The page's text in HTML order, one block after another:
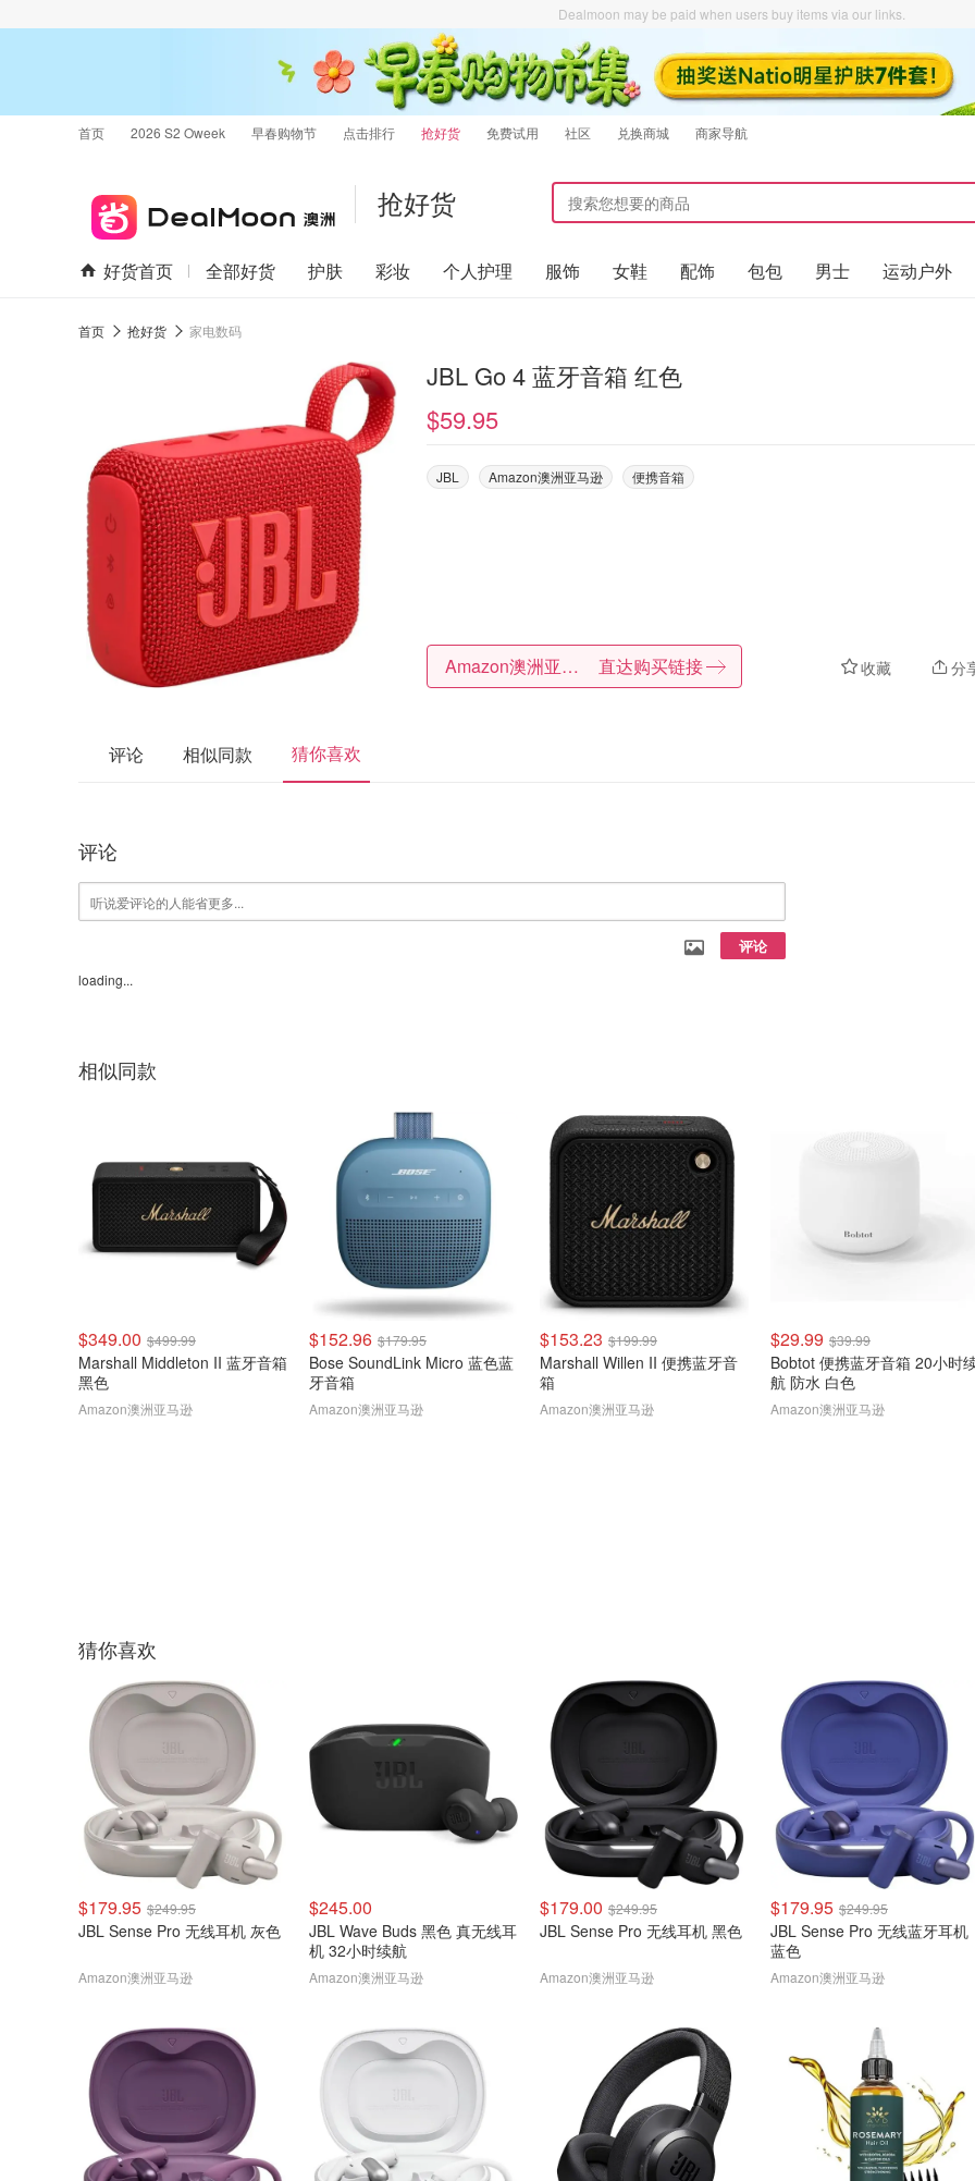
Dealmoon may be paid when users buy items via our links.
首页 2026 S2 Oweek 早春购物节 点击排行 抢好货 免费试用 社区 兑换商城 商家导航
抢好货
好货首页 全部好货 护肤 彩妆 个人护理 服饰 女鞋 配饰 包包 男士 运动户外
首页 抢好货 家电数码
JBL Go 4 蓝牙音箱 红色
$59.95
JBL Amazon澳洲亚马逊 便携音箱
收藏 分
Amazon澳洲亚马逊 直达购买链接
评论 相似同款 猜你喜欢
评论
评论
loading...
相似同款
$349.00 $499.99
Marshall Middleton II 蓝牙音箱
黑色
Amazon澳洲亚马逊
$152.96 $179.95
Bose SoundLink Micro 蓝色蓝
牙音箱
Amazon澳洲亚马逊
$153.23 $199.99
Marshall Willen II 便携蓝牙音
箱
Amazon澳洲亚马逊
$29.99 $39.99
Bobtot 便携蓝牙音箱 20小时
航 防水 白色
Amazon澳洲亚马逊
猜你喜欢
$179.95 $249.95
JBL Sense Pro 无线耳机 灰色
Amazon澳洲亚马逊
$245.00
JBL Wave Buds 黑色 真无线耳
机 32小时续航
Amazon澳洲亚马逊
$179.00 $249.95
JBL Sense Pro 无线耳机 黑色
Amazon澳洲亚马逊
$179.95 $249.95
JBL Sense Pro 无线蓝牙耳机
蓝色
Amazon澳洲亚马逊